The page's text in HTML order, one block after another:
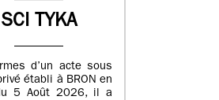
SCI TYKA
d’un acte sous
établi à BRON en
5 Août 2026, il a